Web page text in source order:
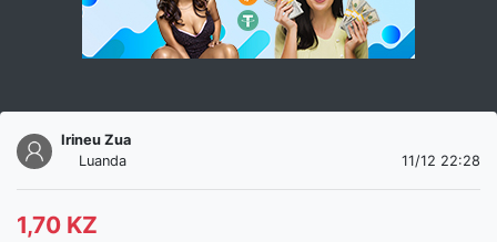
Irineu Zua
Luanda
11/12 22:28
1,70 KZ